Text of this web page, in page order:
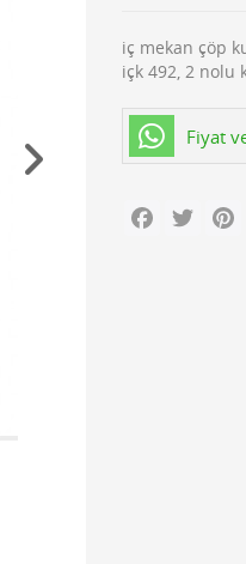
iç mekan çöp
içk 492, 2 nolu
Fiyat
Facebook
Twitter